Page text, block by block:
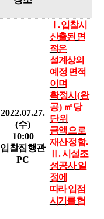
2022.07.27.
(수)
10:00
입찰집행관
PC
Ⅰ.입찰시
산출된 면
적은
설계상의
예정 면적
이며
확정시(완
공) ㎡당
단위
금액으로
재산정함.
.시설조
성공사 일
정에
따라 입점
시기를 협